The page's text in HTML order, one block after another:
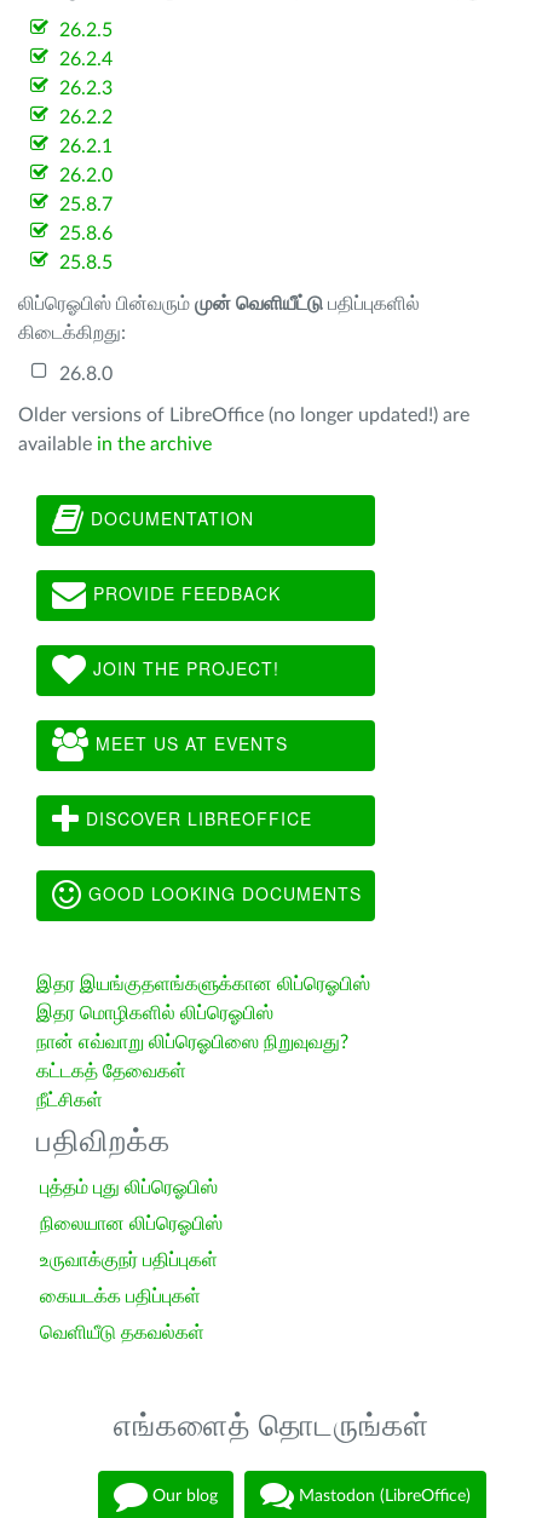
26.2.5
26.2.4
26.2.3
26.2.2
26.2.1
26.2.0
25.8.7
25.8.6
25.8.5
லிப்ரெஓபிஸ் பின்வரும் முன் வெளியீட்டு பதிப்புகளில்
கிடைக்கிறது:
26.8.0
Older versions of LibreOffice (no longer updated!) are
available in the archive
DOCUMENTATION
PROVIDE FEEDBACK
JOIN THE PROJECT!
MEET US AT EVENTS
DISCOVER LIBREOFFICE
GOOD LOOKING DOCUMENTS
இதர இயங்குதளங்களுக்கான லிப்ரெஓபிஸ்
இதர மொழிகளில் லிப்ரெஓபிஸ்
நான் எவ்வாறு லிப்ரெஓபிஸை நிறுவுவது?
கட்டகத் தேவைகள்
நீட்சிகள்
பதிவிறக்க
புத்தம் புது லிப்ரெஓபிஸ்
நிலையான லிப்ரெஓபிஸ்
உருவாக்குநர் பதிப்புகள்
கையடக்க பதிப்புகள்
வெளியீடு தகவல்கள்
எங்களைத் தொடருங்கள்
Our blog Mastodon (LibreOffice)